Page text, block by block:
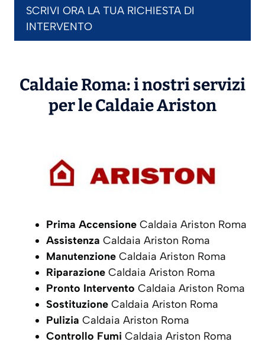
SCRIVI ORA LA TUA RICHIESTA DI
INTERVENTO
Caldaie Roma: i nostri servizi
per le CaldaieAriston
Prima Accensione Caldaia Ariston Roma
Assistenza Caldaia Ariston Roma
Manutenzione Caldaia Ariston Roma
Riparazione Caldaia Ariston Roma
Pronto Intervento Caldaia Ariston Roma
Sostituzione Caldaia Ariston Roma
Pulizia Caldaia Ariston Roma
Controllo Fumi Caldaia Ariston Roma